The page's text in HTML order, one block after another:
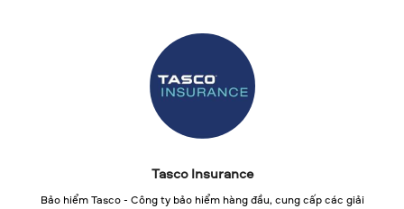
Tasco Insurance
Bảo hiểm Tasco - Công ty bảo hiểm hàng đầu, cung cấp các giải